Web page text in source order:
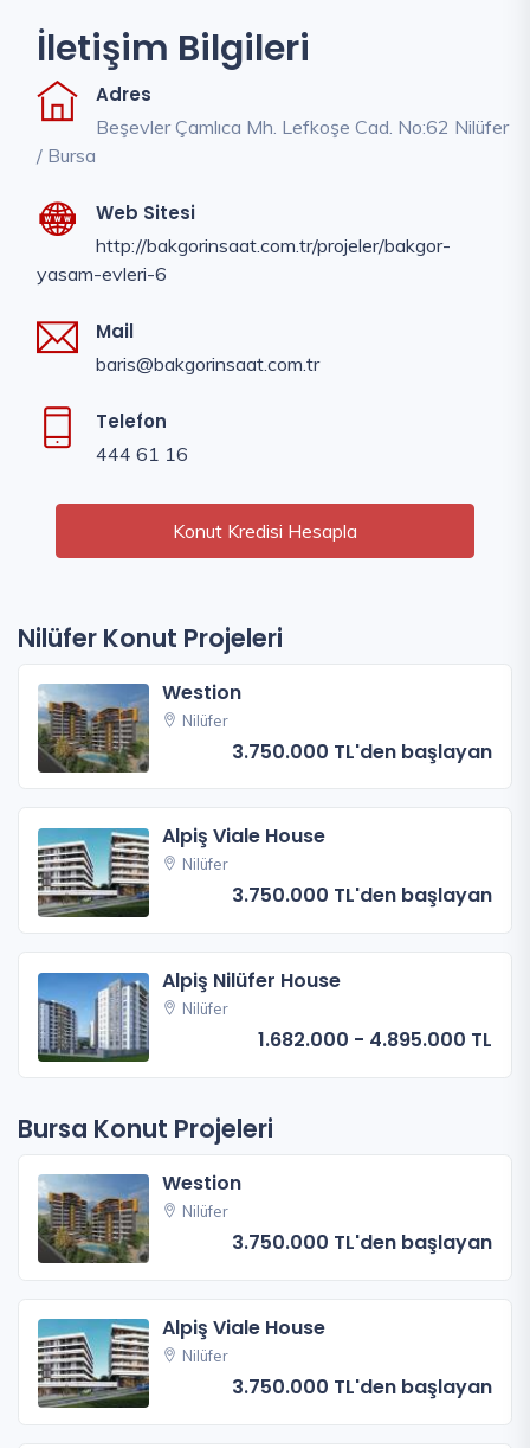
İletişim Bilgileri
Adres
Beşevler Çamlıca Mh. Lefkoşe Cad. No:62 Nilüfer
/ Bursa
Web Sitesi
http://bakgorinsaat.com.tr/projeler/bakgor-
yasam-evleri-6
Mail
baris@bakgorinsaat.com.tr
Telefon
444 61 16
Konut Kredisi Hesapla
Nilüfer Konut Projeleri
Westion
Nilüfer
3.750.000 TL'den başlayan
Alpiş Viale House
Nilüfer
3.750.000 TL'den başlayan
Alpiş Nilüfer House
Nilüfer
1.682.000 - 4.895.000 TL
Bursa Konut Projeleri
Westion
Nilüfer
3.750.000 TL'den başlayan
Alpiş Viale House
Nilüfer
3.750.000 TL'den başlayan